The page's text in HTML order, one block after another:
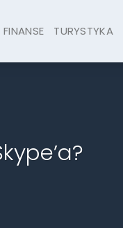
FINANSE TURYSTYKA